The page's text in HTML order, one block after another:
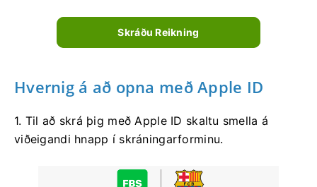
Skráðu Reikning
Hvernig á að opna með Apple ID
1. Til að skrá þig með Apple ID skaltu smella á
viðeigandi hnapp í skráningarforminu.